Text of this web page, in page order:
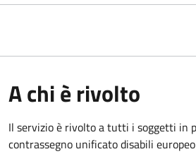
A chi è rivolto
Il servizio è rivolto a tutti i soggetti in
contrassegno unificato disabili europeo